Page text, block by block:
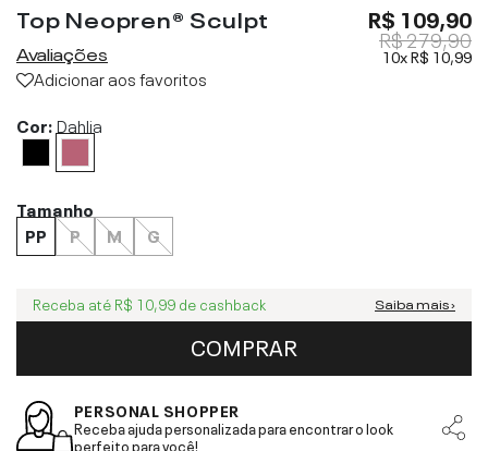
Top Neopren® Sculpt
Avaliações
Adicionar aos favoritos
R$ 109,90
R$ 279,90
10xR$ 10,99
Cor:Dahlia
Tamanho
PP
P M G
Receba até R$ 10,99 de cashback Saiba mais ›
COMPRAR
PERSONAL SHOPPER
Receba ajuda personalizada para encontrar o look
perfeito para você!